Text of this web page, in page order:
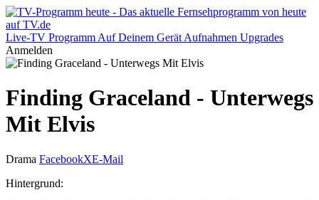
Live-TV Programm Auf Deinem Gerät Aufnahmen Upgrades
Anmelden
Finding Graceland - Unterwegs
Mit Elvis
Drama FacebookXE-Mail
Hintergrund: